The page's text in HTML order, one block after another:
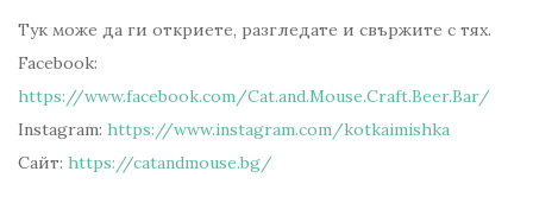
Тук може да ги откриете, разгледате и свържите с тях.
Facebook:
https://www.facebook.com/Cat.and.Mouse.Craft.Beer.Bar/
Instagram: https://www.instagram.com/kotkaimishka
Сайт: https://catandmouse.bg/